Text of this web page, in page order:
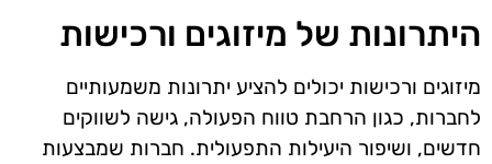
היתרונות של מיזוגים ורכישות
מיזוגים ורכישות יכולים להציע יתרונות משמעותיים
לחברות, כגון הרחבת טווח הפעולה, גישה לשווקים
חדשים, ושיפור היעילות התפעולית. חברות שמבצעות